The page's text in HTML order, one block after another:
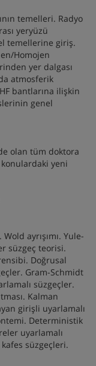
temelleri. Radyo
yeryüzü
temellerine giriş.
Homojen
yer dalgası
atmosferik
bantlarına ilişkin
genel
olan tüm doktora
yeni
ayrışımı. Yule-
süzgeç teorisi.
Doğrusal
Gram-Schmidt
süzgeçler.
Kalman
girişli uyarlamalı
Deterministik
uyarlamalı
süzgeçleri.